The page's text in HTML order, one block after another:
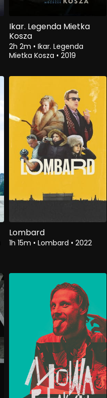
Ikar. Legenda Mietka
Kosza
2h 2m • Ikar. Legenda
Mietka Kosza • 2019
Lombard
1h 15m • Lombard • 2022